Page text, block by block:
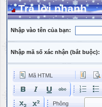
Trả lời nhanh
Nhập vào tên của bạn:
Nhập mã số xác nhận (bắt buộc):
Mã HTML
Phông Phông